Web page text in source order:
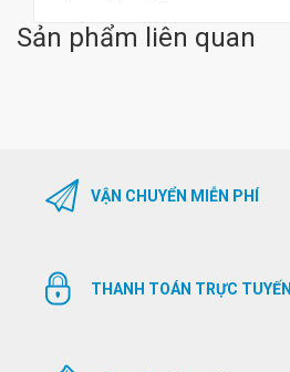
Sản phẩm liên quan
VẬN CHUYỂN MIỄN PHÍ
THANH TOÁN TRỰC TUYẾN